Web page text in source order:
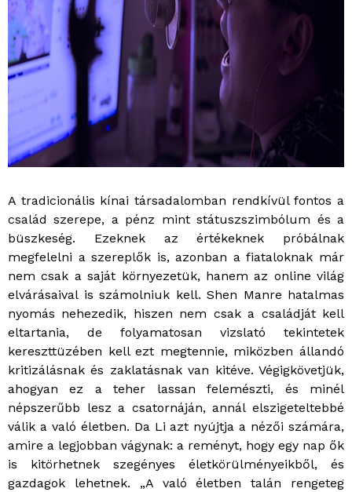
A tradicionális kínai társadalomban rendkívül fontos a
család szerepe, a pénz mint státuszszimbólum és a
büszkeség. Ezeknek az értékeknek próbálnak
megfelelni a szereplők is, azonban a fiataloknak már
nem csak a saját környezetük, hanem az online világ
elvárásaival is számolniuk kell. Shen Manre hatalmas
nyomás nehezedik, hiszen nem csak a családját kell
eltartania, de folyamatosan vizslató tekintetek
kereszttüzében kell ezt megtennie, miközben állandó
kritizálásnak és zaklatásnak van kitéve. Végigkövetjük,
ahogyan ez a teher lassan felemészti, és minél
népszerűbb lesz a csatornáján, annál elszigeteltebbé
válik a való életben. Da Li azt nyújtja a nézői számára,
amire a legjobban vágynak: a reményt, hogy egy nap ők
is kitörhetnek szegényes életkörülményeikből, és
gazdagok lehetnek. „A való életben talán rengeteg